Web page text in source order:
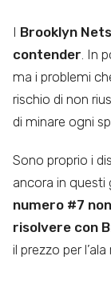
I Brooklyn Nets
contender . In
ma i problemi
rischio di non
di minare ogni
Sono proprio i
ancora in questi
numero #7
risolvere con
il prezzo per